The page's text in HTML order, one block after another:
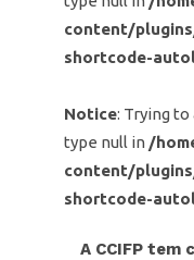
content/
shortcode-
Notice: Trying
type null in /
content/
shortcode-
A CCIFP tem